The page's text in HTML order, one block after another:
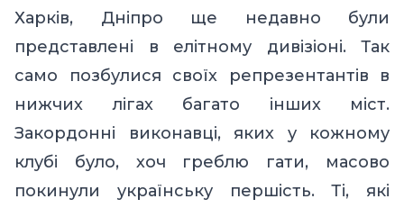
Харків, Дніпро ще недавно були
представлені в елітному дивізіоні. Так
само позбулися своїх репрезентантів в
нижчих лігах багато інших міст.
Закордонні виконавці, яких у кожному
клубі було, хоч греблю гати, масово
покинули українську першість. Ті, які